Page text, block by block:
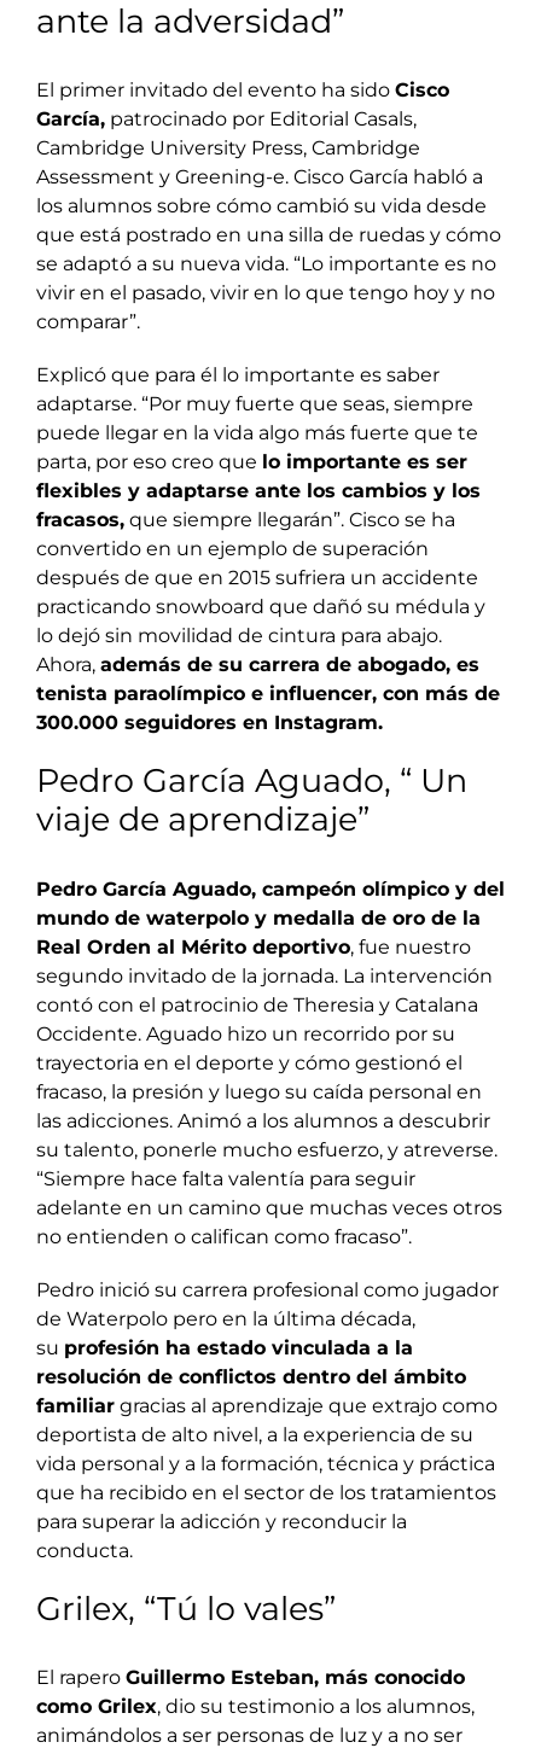
ante la adversidad”
El primer invitado del evento ha sido Cisco
García, patrocinado por Editorial Casals,
Cambridge University Press, Cambridge
Assessment y Greening-e. Cisco García habló a
los alumnos sobre cómo cambió su vida desde
que está postrado en una silla de ruedas y cómo
se adaptó a su nueva vida. “Lo importante es no
vivir en el pasado, vivir en lo que tengo hoy y no
comparar”.
Explicó que para él lo importante es saber
adaptarse. “Por muy fuerte que seas, siempre
puede llegar en la vida algo más fuerte que te
parta, por eso creo que lo importante es ser
flexibles y adaptarse ante los cambios y los
fracasos, que siempre llegarán”. Cisco se ha
convertido en un ejemplo de superación
después de que en 2015 sufriera un accidente
practicando snowboard que dañó su médula y
lo dejó sin movilidad de cintura para abajo.
Ahora, además de su carrera de abogado, es
tenista paraolímpico e influencer, con más de
300.000 seguidores en Instagram.
Pedro García Aguado, “ Un
viaje de aprendizaje”
Pedro García Aguado, campeón olímpico y del
mundo de waterpolo y medalla de oro de la
Real Orden al Mérito deportivo, fue nuestro
segundo invitado de la jornada. La intervención
contó con el patrocinio de Theresia y Catalana
Occidente. Aguado hizo un recorrido por su
trayectoria en el deporte y cómo gestionó el
fracaso, la presión y luego su caída personal en
las adicciones. Animó a los alumnos a descubrir
su talento, ponerle mucho esfuerzo, y atreverse.
“Siempre hace falta valentía para seguir
adelante en un camino que muchas veces otros
no entienden o califican como fracaso”.
Pedro inició su carrera profesional como jugador
de Waterpolo pero en la última década,
su profesión ha estado vinculada a la
resolución de conflictos dentro del ámbito
familiar gracias al aprendizaje que extrajo como
deportista de alto nivel, a la experiencia de su
vida personal y a la formación, técnica y práctica
que ha recibido en el sector de los tratamientos
para superar la adicción y reconducir la
conducta.
Grilex, “Tú lo vales”
El rapero Guillermo Esteban, más conocido
como Grilex, dio su testimonio a los alumnos,
animándolos a ser personas de luz y a no ser